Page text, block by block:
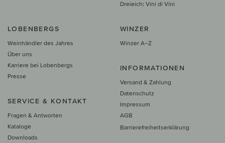
Dreieich: Vini di Vini
LOBENBERGS
Weinhändler des Jahres
Über uns
Karriere bei Lobenbergs
Presse
SERVICE & KONTAKT
Fragen & Antworten
Kataloge
Downloads
WINZER
Winzer A–Z
INFORMATIONEN
Versand & Zahlung
Datenschutz
Impressum
AGB
Barrierefreiheitserklärung